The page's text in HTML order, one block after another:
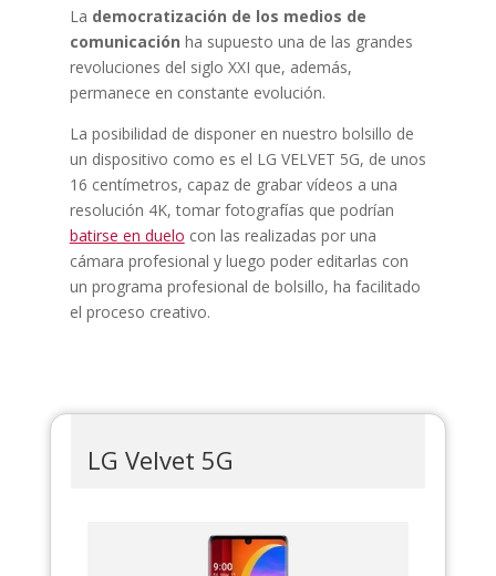
La democratización de los medios de
comunicación ha supuesto una de las grandes
revoluciones del siglo XXI que, además,
permanece en constante evolución.
La posibilidad de disponer en nuestro bolsillo de
un dispositivo como es el LG VELVET 5G, de unos
16 centímetros, capaz de grabar vídeos a una
resolución 4K, tomar fotografías que podrían
batirse en duelo con las realizadas por una
cámara profesional y luego poder editarlas con
un programa profesional de bolsillo, ha facilitado
el proceso creativo.
LG Velvet 5G